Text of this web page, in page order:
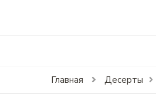
Главная Десерты